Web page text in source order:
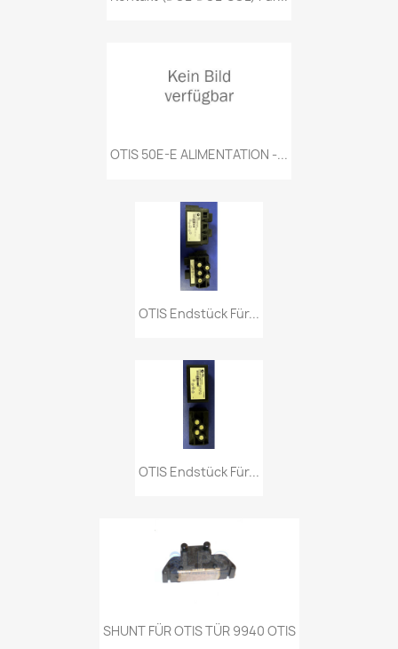
OTIS 50E-E ALIMENTATION -...
OTIS Endstück Für...
OTIS Endstück Für...
SHUNT FÜR OTIS TÜR 9940 OTIS